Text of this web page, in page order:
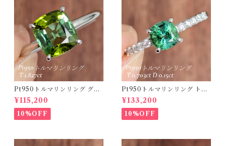
Pt950トルマリンリング グリ
ーントルマリン 1.827ct 【PR
O208635】
¥115,200
10%OFF
Pt950トルマリンリング トル
マリン 0.703ct ダイヤモンド
0.15ct【PRO208634】
¥133,200
10%OFF